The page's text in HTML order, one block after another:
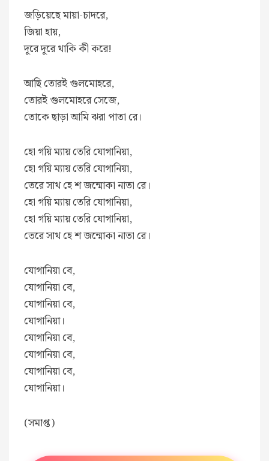
জড়িয়েছে মায়া-চাদরে,
জিয়া হায়,
দূরে দূরে থাকি কী করে!
আছি তোরই গুলমোহরে,
তোরই গুলমোহরে সেজে,
তোকে ছাড়া আমি ঝরা পাতা রে।
হো গয়ি ম্যায় তেরি যোগানিয়া,
হো গয়ি ম্যায় তেরি যোগানিয়া,
তেরে সাথ হে শ জন্মোকা নাতা রে।
হো গয়ি ম্যায় তেরি যোগানিয়া,
হো গয়ি ম্যায় তেরি যোগানিয়া,
তেরে সাথ হে শ জন্মোকা নাতা রে।
যোগানিয়া বে,
যোগানিয়া বে,
যোগানিয়া বে,
যোগানিয়া।
যোগানিয়া বে,
যোগানিয়া বে,
যোগানিয়া বে,
যোগানিয়া।
(সমাপ্ত)